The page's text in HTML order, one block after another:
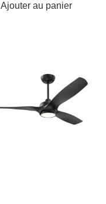
Ajouter au panier